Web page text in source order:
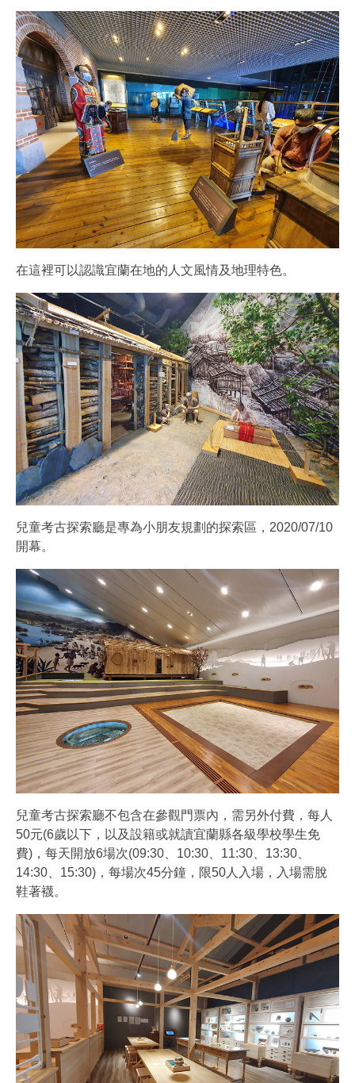
在這裡可以認識宜蘭在地的人文風情及地理特色。
兒童考古探索廳是專為小朋友規劃的探索區，2020/07/10
開幕。
兒童考古探索廳不包含在參觀門票內，需另外付費，每人
50元(6歲以下，以及設籍或就讀宜蘭縣各級學校學生免
費)，每天開放6場次(09:30、10:30、11:30、13:30、
14:30、15:30)，每場次45分鐘，限50人入場，入場需脫
鞋著襪。